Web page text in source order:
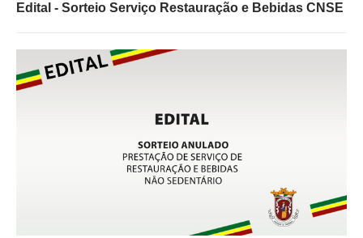
Edital - Sorteio Serviço Restauração e Bebidas CNSE